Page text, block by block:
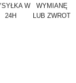
W
24H
WYMIANĘ
LUB ZWROT